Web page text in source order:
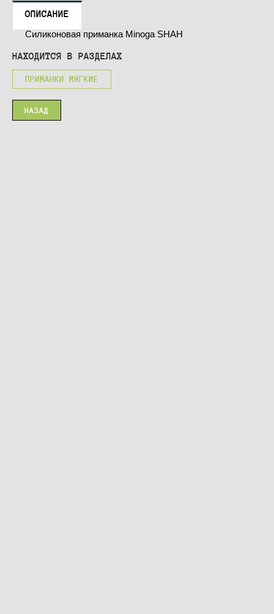
ОПИСАНИЕ
Силиконовая приманка Minoga SHAH
НАХОДИТСЯ В РАЗДЕЛАХ
ПРИМАНКИ МЯГКИЕ
НАЗАД